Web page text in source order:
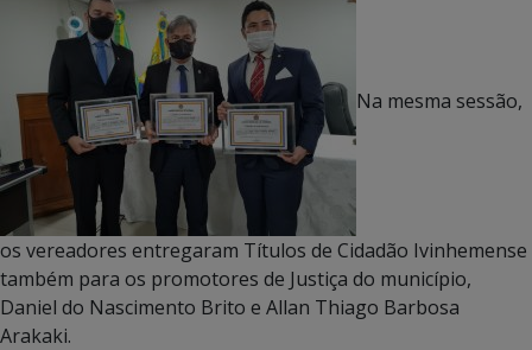
Na mesma sessão,
os vereadores entregaram Títulos de Cidadão Ivinhemense
também para os promotores de Justiça do município,
Daniel do Nascimento Brito e Allan Thiago Barbosa
Arakaki.